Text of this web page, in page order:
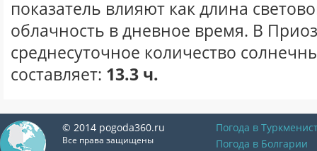
показатель влияют как длина
облачность в дневное время. В
среднесуточное количество
составляет: 13.3 ч.
© 2014 pogoda360.ru
Все права защищены
Погода в
Погода в Болгарии